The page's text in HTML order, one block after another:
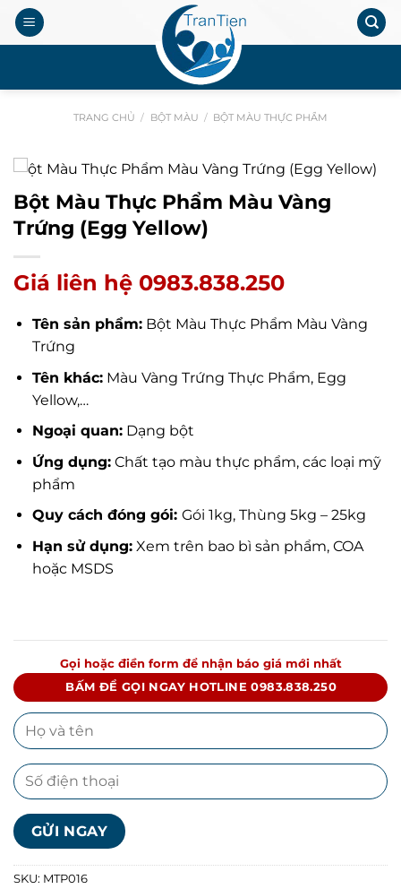
Chuyển
đến
.
TRANG CHỦ / BỘT MÀU / BỘT MÀU THỰC PHẨM
Bột Màu Thực Phẩm Màu Vàng
Trứng (Egg Yellow)
Giá liên hệ 0983.838.250
Tên sản phẩm:Bột Màu Thực Phẩm Màu Vàng
Trứng
Tên khác:Màu Vàng Trứng Thực Phẩm, Egg
Yellow,…
Ngoại quan:Dạng bột
Ứng dụng:Chất tạo màu thực phẩm, các loại mỹ
phẩm
Quy cách đóng gói: Gói 1kg, Thùng 5kg – 25kg
Hạn sử dụng:Xem trên bao bì sản phẩm, COA
hoặc MSDS
Gọi hoặc điền form để nhận báo giá mới nhất
BẤM ĐỂ GỌI NGAY HOTLINE 0983.838.250
SKU: MTP016